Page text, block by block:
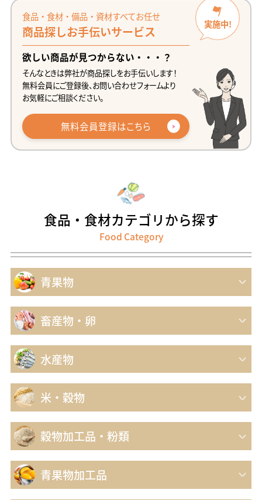
実施中!
食品・食材・備品・資材すべてお任せ
商品探しお手伝いサービス
欲しい商品が見つからない・・・？
そんなときは弊社が商品探しをお手伝いします！
無料会員にご登録後、お問い合わせフォームより
お気軽にご相談ください。
無料会員登録はこちら
食品・食材カテゴリから探す
Food Category
青果物
畜産物・卵
水産物
米・穀物
穀物加工品・粉類
青果物加工品